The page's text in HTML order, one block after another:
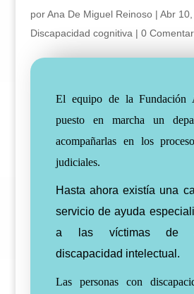
porAna De Miguel Reinoso| Abr
Discapacidad cognitiva | 0
El equipo de la
puesto en marcha un
acompañarlas en los
judiciales.
Hasta ahora existía una
servicio de ayuda
a las víctimas de
discapacidad intelectual.
Las personas con